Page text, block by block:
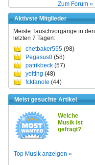
Zum Forum »
Aktivste Mitglieder
Meiste Tauschvorgänge in den
letzten 7 Tagen:
chetbaker555 (98)
Pegasus0 (58)
patrikbeck (57)
yeiting (48)
fckfanole (44)
Meist gesuchte Artikel
Welche
Musik ist
gefragt?
Top Musik anzeigen »